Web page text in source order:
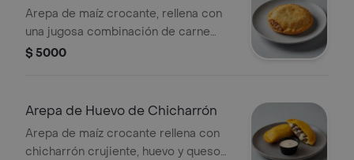
Arepa de maíz crocante, rellena con
una jugosa combinación de carne
molida sazonada y un huevo frito. .
$ 5000
Arepa de Huevo de Chicharrón
Arepa de maíz crocante rellena con
chicharrón crujiente, huevo y queso